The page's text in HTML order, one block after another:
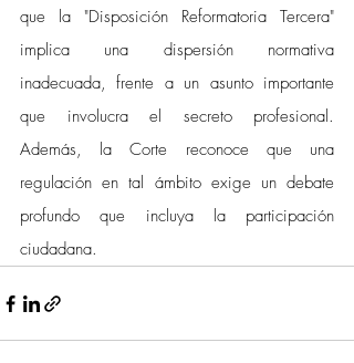
que la "Disposición Reformatoria Tercera"
implica una dispersión normativa
inadecuada, frente a un asunto importante
que involucra el secreto profesional.
Además, la Corte reconoce que una
regulación en tal ámbito exige un debate
profundo que incluya la participación
ciudadana.